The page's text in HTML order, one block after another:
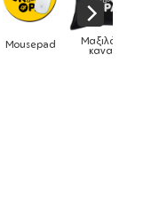
Μαξιλάρια
καναπέ Phone